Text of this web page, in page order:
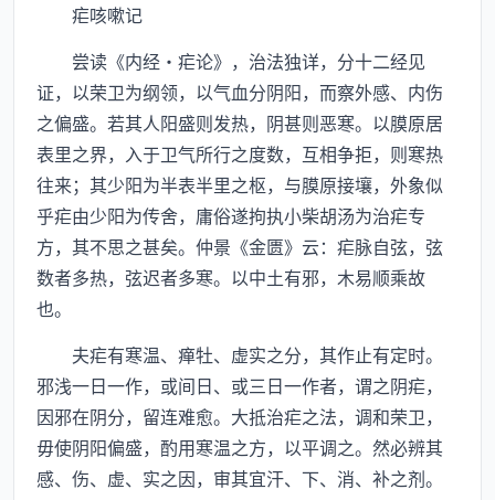
疟咳嗽记
尝读《内经·疟论》，治法独详，分十二经见
证，以荣卫为纲领，以气血分阴阳，而察外感、内伤
之偏盛。若其人阳盛则发热，阴甚则恶寒。以膜原居
表里之界，入于卫气所行之度数，互相争拒，则寒热
往来；其少阳为半表半里之枢，与膜原接壤，外象似
乎疟由少阳为传舍，庸俗遂拘执小柴胡汤为治疟专
方，其不思之甚矣。仲景《金匮》云：疟脉自弦，弦
数者多热，弦迟者多寒。以中土有邪，木易顺乘故
也。
夫疟有寒温、瘅牡、虚实之分，其作止有定时。
邪浅一日一作，或间日、或三日一作者，谓之阴疟，
因邪在阴分，留连难愈。大抵治疟之法，调和荣卫，
毋使阴阳偏盛，酌用寒温之方，以平调之。然必辨其
感、伤、虚、实之因，审其宜汗、下、消、补之剂。